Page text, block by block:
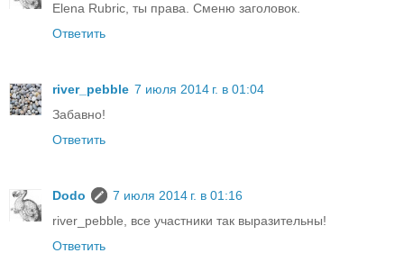
Elena Rubric, ты права. Сменю заголовок.
Ответить
river_pebble 7 июля 2014 г. в 01:04
Забавно!
Ответить
Dodo
7 июля 2014 г. в 01:16
river_pebble, все участники так выразительны!
Ответить